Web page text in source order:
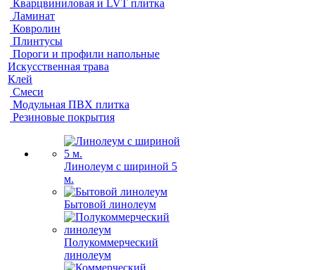
Кварцвиниловая и LVT плитка
Ламинат
Ковролин
Плинтусы
Пороги и профили напольные
Искусственная трава
Клей
Смеси
Модульная ПВХ плитка
Резиновые покрытия
Линолеум с шириной 5
м.
Бытовой линолеум
Полукоммерческий
линолеум